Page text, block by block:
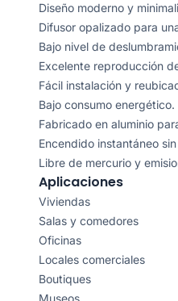
Diseño moderno y
Difusor opalizado para
Bajo nivel de
Excelente reproducción
Fácil instalación y
Bajo consumo energético.
Fabricado en aluminio
Encendido instantáneo
Libre de mercurio y
Aplicaciones
Viviendas
Salas y comedores
Oficinas
Locales comerciales
Boutiques
Museos